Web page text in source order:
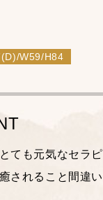
W59/H84
ても元気なセラ
されること間違